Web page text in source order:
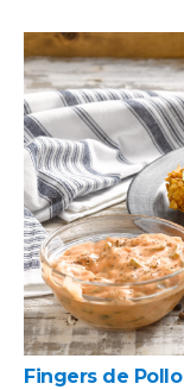
Fingers de